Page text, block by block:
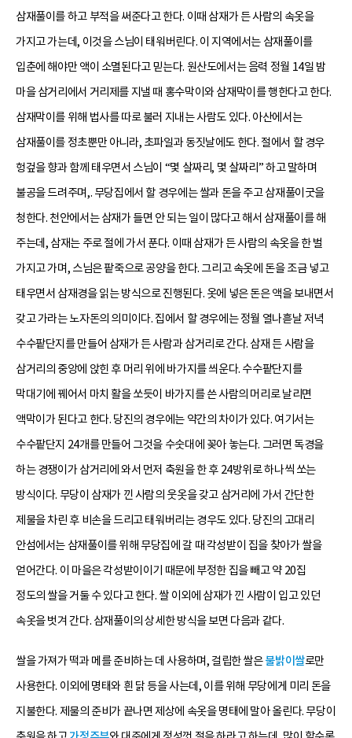
삼재풀이를 하고 부적을 써준다고 한다. 이때 삼재가 든 사람의 속옷을
가지고 가는데, 이것을 스님이 태워버린다. 이 지역에서는 삼재풀이를
입춘에 해야만 액이 소멸된다고 믿는다. 원산도에서는 음력 정월 14일 밤
마을 삼거리에서 거리제를 지낼 때 홍수막이와 삼재막이를 행한다고 한다.
삼재막이를 위해 법사를 따로 불러 지내는 사람도 있다. 아산에서는
삼재풀이를 정초뿐만 아니라, 초파일과 동짓날에도 한다. 절에서 할 경우
헝겊을 향과 함께 태우면서 스님이 “몇 살짜리, 몇 살짜리” 하고 말하며
불공을 드려주며,. 무당집에서 할 경우에는 쌀과 돈을 주고 삼재풀이굿을
청한다. 천안에서는 삼재가 들면 안 되는 일이 많다고 해서 삼재풀이를 해
주는데, 삼재는 주로 절에 가서 푼다. 이때 삼재가 든 사람의 속옷을 한 벌
가지고 가며, 스님은 팥죽으로 공양을 한다. 그리고 속옷에 돈을 조금 넣고
태우면서 삼재경을 읽는 방식으로 진행된다. 옷에 넣은 돈은 액을 보내면서
갖고 가라는 노자돈의 의미이다. 집에서 할 경우에는 정월 열나흗날 저녁
수수팥단지를 만들어 삼재가 든 사람과 삼거리로 간다. 삼재 든 사람을
삼거리의 중앙에 앉힌 후 머리 위에 바가지를 씌운다. 수수팥단지를
막대기에 꿰어서 마치 활을 쏘듯이 바가지를 쓴 사람의 머리로 날리면
액막이가 된다고 한다. 당진의 경우에는 약간의 차이가 있다. 여기서는
수수팥단지 24개를 만들어 그것을 수숫대에 꽂아 놓는다. 그러면 독경을
하는 경쟁이가 삼거리에 와서 먼저 축원을 한 후 24방위로 하나씩 쏘는
방식이다. 무당이 삼재가 낀 사람의 웃옷을 갖고 삼거리에 가서 간단한
제물을 차린 후 비손을 드리고 태워버리는 경우도 있다. 당진의 고대리
안섬에서는 삼재풀이를 위해 무당집에 갈 때 각성받이 집을 찾아가 쌀을
얻어간다. 이 마을은 각성받이이기 때문에 부정한 집을 빼고 약 20집
정도의 쌀을 거둘 수 있다고 한다. 쌀 이외에 삼재가 낀 사람이 입고 있던
속옷을 벗겨 간다. 삼재풀이의 상세한 방식을 보면 다음과 같다.
쌀을 가져가 떡과 메를 준비하는 데 사용하며, 걸립한 쌀은불밝이쌀로만
사용한다. 이외에 명태와 흰 닭 등을 사는데, 이를 위해 무당에게 미리 돈을
지불한다. 제물의 준비가 끝나면 제상에 속옷을 명태에 말아 올린다. 무당이